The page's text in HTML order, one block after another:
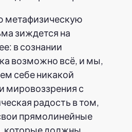
метафизическую
зиждется на
в сознании
возможно всё, и мы,
себе никакой
мировоззрения с
радость в том,
прямолинейные
которые должны